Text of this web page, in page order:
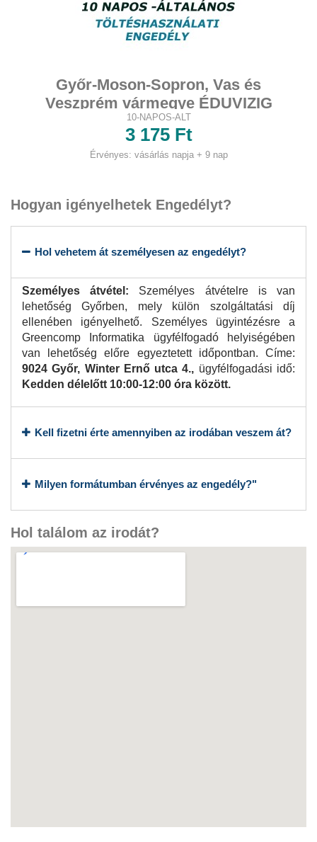
Győr-Moson-Sopron, Vas és
Veszprém vármegye ÉDUVIZIG
működési terület (kivéve...
10-NAPOS-ALT
3 175 Ft
Érvényes: vásárlás napja + 9 nap
Hogyan igényelhetek Engedélyt?
Hol vehetem át személyesen az engedélyt?
Személyes átvétel: Személyes átvételre is van
lehetőség Győrben, mely külön szolgáltatási díj
ellenében igényelhető. Személyes ügyintézésre a
Greencomp Informatika ügyfélfogadó helyiségében
van lehetőség előre egyeztetett időpontban. Címe:
9024 Győr, Winter Ernő utca 4., ügyfélfogadási idő:
Kedden délelőtt 10:00-12:00 óra között.
Kell fizetni érte amennyiben az irodában veszem át?
Milyen formátumban érvényes az engedély?"
Hol találom az irodát?